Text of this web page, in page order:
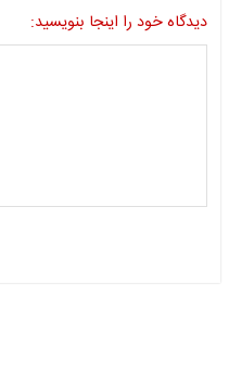
دیدگاه خود را اینجا بنویسید: